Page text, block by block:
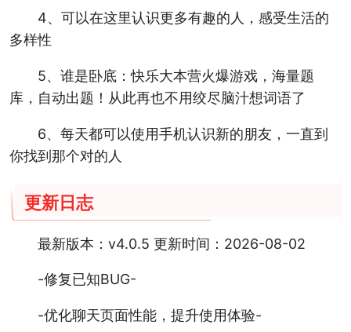
4、可以在这里认识更多有趣的人，感受生活的
多样性
5、谁是卧底：快乐大本营火爆游戏，海量题
库，自动出题！从此再也不用绞尽脑汁想词语了
6、每天都可以使用手机认识新的朋友，一直到
你找到那个对的人
更新日志
最新版本：v4.0.5 更新时间：2026-08-02
-修复已知BUG-
-优化聊天页面性能，提升使用体验-